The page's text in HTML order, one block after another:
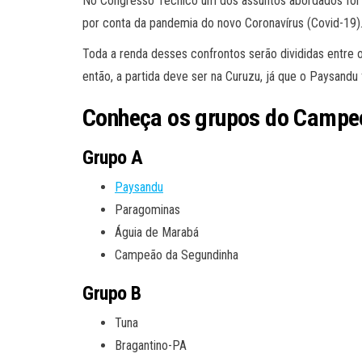
por conta da pandemia do novo Coronavírus (Covid-
Toda a renda desses confrontos serão divididas
então, a partida deve ser na Curuzu, já que o
Conheça os grupos do
Grupo A
Paysandu
Paragominas
Águia de Marabá
Campeão da Segundinha
Grupo B
Tuna
Bragantino-PA